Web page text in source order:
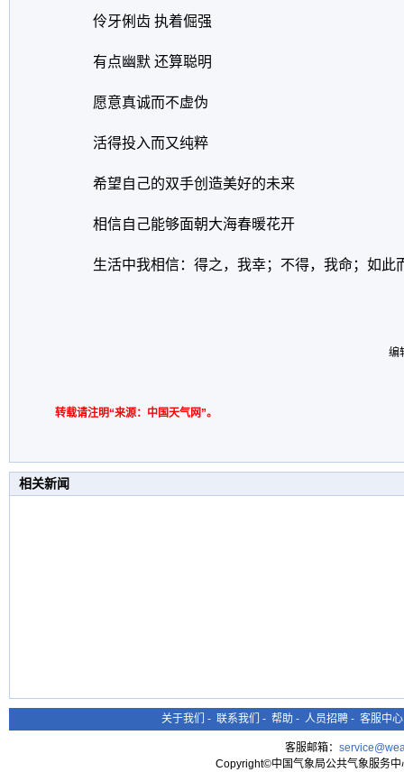
伶牙俐齿 执着倔强
有点幽默 还算聪明
愿意真诚而不虚伪
活得投入而又纯粹
希望自己的双手创造美好的未来
相信自己能够面朝大海春暖花开
生活中我相信：得之，我幸；不得，我命；如此
编
转载请注明“来源：中国天气网”。
相关新闻
关于我们 - 联系我们 - 帮助 - 人员招聘 - 客服中心
客服邮箱：
Copyright©中国气象局公共气象服务